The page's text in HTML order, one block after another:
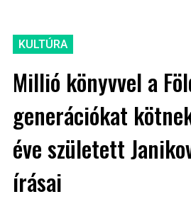
KULTÚRA
Millió könyvvel a
generációkat
éve született
írásai